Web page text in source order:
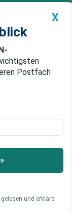
Premium
China
den
In
steht:
X
Postfach
gelesen und erkläre